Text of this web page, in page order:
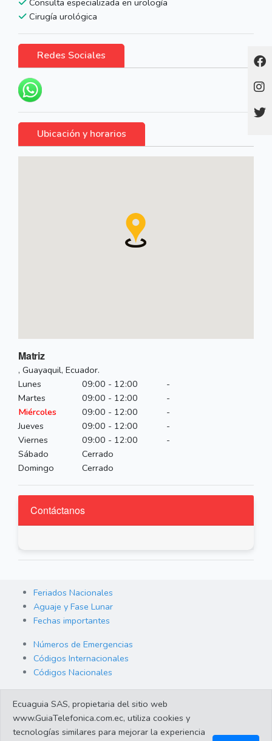
Consulta especializada en urología
Cirugía urológica
Redes Sociales
Ubicación y horarios
Matriz
, Guayaquil, Ecuador.
Lunes
09:00 - 12:00
-
Martes
09:00 - 12:00
-
Miércoles
09:00 - 12:00
-
Jueves
09:00 - 12:00
-
Viernes
09:00 - 12:00
-
Sábado
Cerrado
Domingo
Cerrado
Contáctanos
Feriados Nacionales
Aguaje y Fase Lunar
Fechas importantes
Números de Emergencias
Códigos Internacionales
Códigos Nacionales
Cambio de Divisas
Enlaces de interes
Ecuaguia SAS, propietaria del sitio web
www.GuiaTelefonica.com.ec, utiliza cookies y
tecnologías similares para mejorar la experiencia